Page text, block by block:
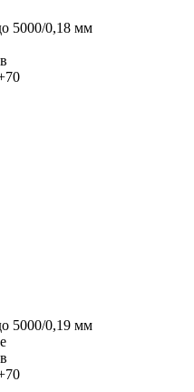
5000/0,18 мм
5000/0,19 мм